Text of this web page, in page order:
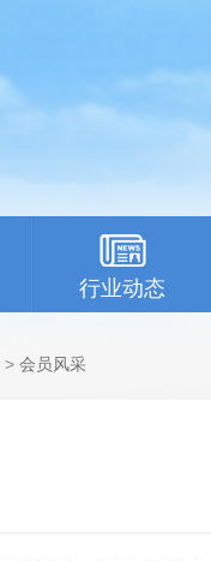
行业动态
> 会员风采